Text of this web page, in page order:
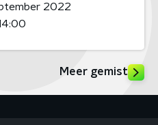
2022
Meer gemist